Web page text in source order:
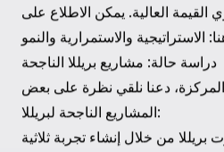
Improving Product and
كما أظهرت بريللا في مشاريع مثل Pipsticks، فإن تعزيز
من تجربة منصة فريدة عبر الإنترنت
القيمة العالية. تعرف على كيفية
تصميم بريللا لمنصة Pipsticks على الإنترنت لتناسب روحهم
الإبداعية: مشروع Pipsticks.